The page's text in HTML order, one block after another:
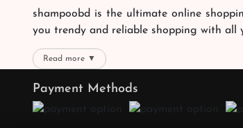
shampoobd is the ultimate online
you trendy and reliable shopping with all
We offer our customers with memorable
the best products with the best online
Read more ▼
Payment Methods